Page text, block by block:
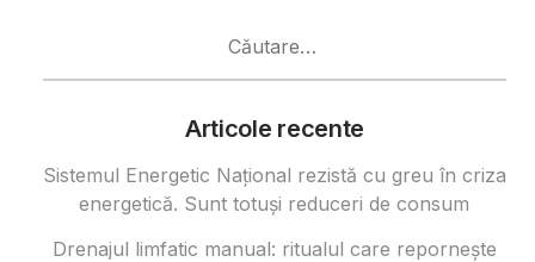
Articole recente
Sistemul Energetic Național rezistă cu greu în criza
energetică. Sunt totuși reduceri de consum
Drenajul limfatic manual: ritualul care repornește